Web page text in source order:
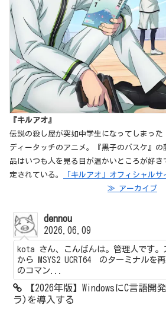
『キルアオ』
伝説の殺し屋が突如中学生になってしまった
ディータッチのアニメ。『黒子のバスケ』
品はいつも人を見る目が温かいところが好
定されている。
「キルアオ」オフィシャルサ
≫ アーカイブ
dennou
2026.06.09
kota さん、こんばんは。管理人です
から MSYS2 UCRT64 のターミナルを
のコマン...
【2026年版】WindowsにC言語開
ラ)を導入する